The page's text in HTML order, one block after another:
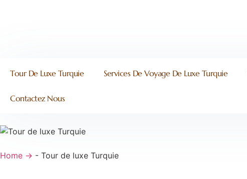
Tour De Luxe Turquie Services De Voyage De Luxe Turquie
Contactez Nous
Home → - Tour de luxe Turquie